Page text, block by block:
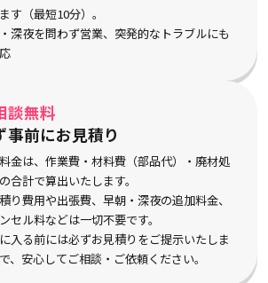
す（最短10分）。
深夜を問わず営業、突発的なトラブルにも
談無料
事前にお見積り
金は、作業費・材料費（部品代）・廃材処
合計で算出いたします。
り費用や出張費、早朝・深夜の追加料金、
セル料などは一切不要です。
入る前には必ずお見積りをご提示いたしま
、安心してご相談・ご依頼ください。